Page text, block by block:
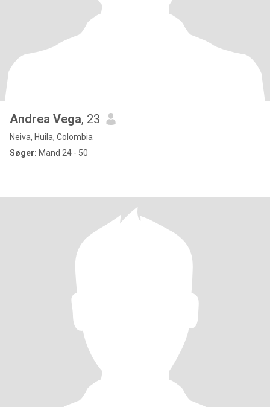
Andrea Vega, 23
Neiva, Huila, Colombia
Søger: Mand 24 - 50